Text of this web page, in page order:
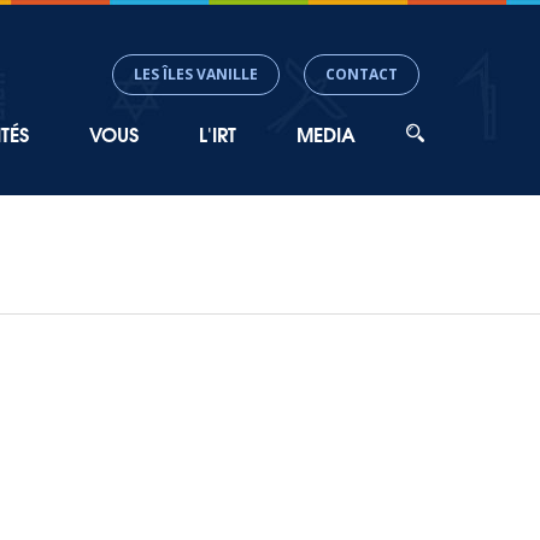
VOUS L'IRT MEDIA
LES ÎLES VANILLE CONTACT